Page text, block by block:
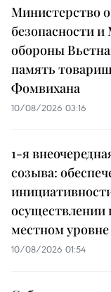
Министерство
безопасности
обороны
память
Фомвихана
10/08/2026 03:16
1-я
созыва:
местном уровне
10/08/2026 01:54